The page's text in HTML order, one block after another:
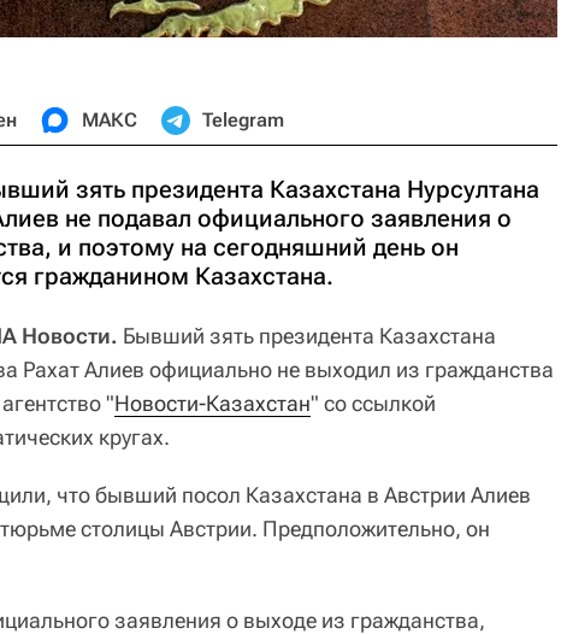
МАКС Telegram
зять президента Казахстана Нурсултана
не подавал официального заявления о
и поэтому на сегодняшний день он
гражданином Казахстана.
Новости. Бывший зять президента Казахстана
Рахат Алиев официально не выходил из гражданства
"Новости-Казахстан" со ссылкой
кругах.
что бывший посол Казахстана в Австрии Алиев
столицы Австрии. Предположительно, он
заявления о выходе из гражданства,